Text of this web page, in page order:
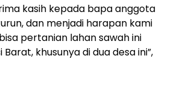
kasih kepada bapa anggota
dan menjadi harapan kami
pertanian lahan sawah ini
khusunya di dua desa ini”,